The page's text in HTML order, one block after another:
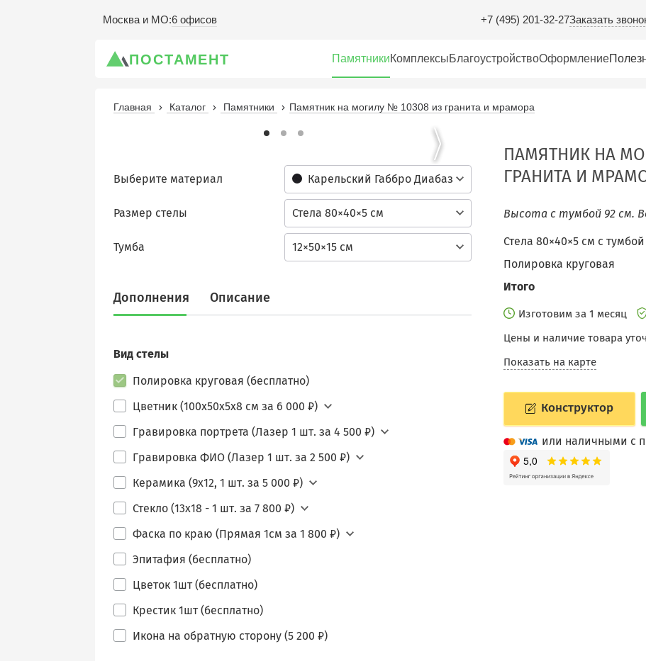
Москва и МО:6 офисов +7 (495) 201-32-27Заказать
ПОСТАМЕНТ ПамятникиКомплексыБлагоустройствоОформление
Главная Каталог Памятники Памятник на могилу № 10308 из гранита и мрамора
Карельский Габбро Диабаз
Выберите материал
Стела 80×40×5 см
Размер стелы
12×50×15 см
Тумба
Дополнения Описание
Вид стелы
Полировка круговая (бесплатно)
Цветник (100х50х5х8 см за 6 000 ₽)
Гравировка портрета (Лазер 1 шт. за 4 500 ₽)
Гравировка ФИО (Лазер 1 шт. за 2 500 ₽)
Керамика (9х12, 1 шт. за 5 000 ₽)
Стекло (13х18 - 1 шт. за 7 800 ₽)
Фаска по краю (Прямая 1см за 1 800 ₽)
Эпитафия (бесплатно)
Цветок 1шт (бесплатно)
Крестик 1шт (бесплатно)
Икона на обратную сторону (5 200 ₽)
ПАМЯТНИК НА
ГРАНИТА И
Высота с тумбой 92 см.
Стела 80×40×5 см c тумбой
Полировка круговая
Итого
Изготовим за 1 месяц
Цены и наличие товара
Показать на карте
Конструктор
или наличными с